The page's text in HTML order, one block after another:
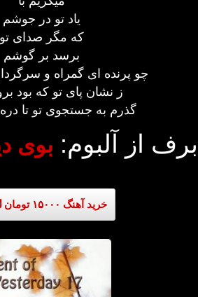
یاد تو در جوشم
که مگر صدای تو
برسد بر گوشم
چو پرنده ای گمراه و
ز نشان پای تو که بود
گذرم به جستجوی تو تا
برف از آلبوم: بوی
خرید آهنگ ۱۵۰۰۰ تومان